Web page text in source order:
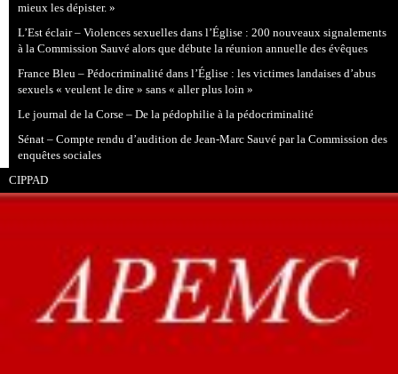
mieux les dépister. »
L’Est éclair – Violences sexuelles dans l’Église : 200 nouveaux signalements
à la Commission Sauvé alors que débute la réunion annuelle des évêques
France Bleu – Pédocriminalité dans l’Église : les victimes landaises d’abus
sexuels « veulent le dire » sans « aller plus loin »
Le journal de la Corse – De la pédophilie à la pédocriminalité
Sénat – Compte rendu d’audition de Jean-Marc Sauvé par la Commission des
enquêtes sociales
CIPPAD